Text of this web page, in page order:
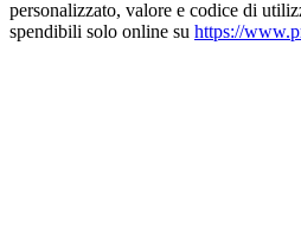
personalizzato, valore e codice di
spendibili solo online su https://